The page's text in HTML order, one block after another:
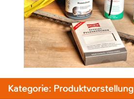
Kategorie: Produktvorstellung